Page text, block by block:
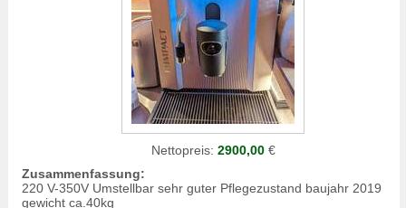
Nettopreis: 2900,00€
Zusammenfassung:
220 V-350V Umstellbar sehr guter Pflegezustand baujahr 2019
gewicht ca.40kg